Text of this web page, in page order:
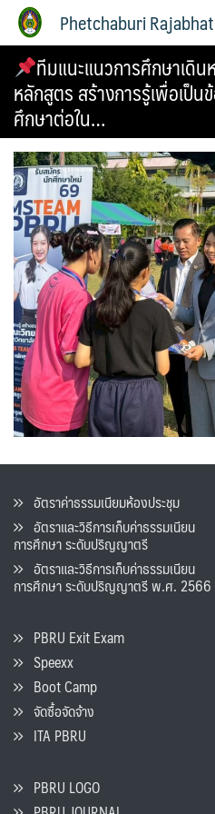
Phetchaburi
ทีมแนะแนวการศึกษาเดิ
หลักสูตร สร้างการรู้เพื่อเป็น
ศึกษาต่อใน…
อัตราค่าธรรมเนียมห้องประชุม
อัตราและวิธีการเก็บค่าธรรมเนียน
การศึกษา ระดับปริญญาตรี
อัตราและวิธีการเก็บค่าธรรมเนียน
การศึกษา ระดับปริญญาตรี พ.ศ. 2566
PBRU Exit Exam
Speexx
Boot Camp
จัดซื้อจัดจ้าง
ITA PBRU
PBRU LOGO